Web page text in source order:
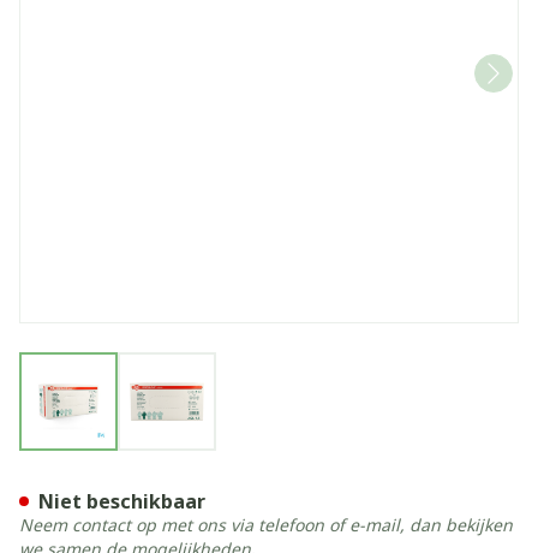
Niet beschikbaar
Neem contact op met ons via telefoon of e-mail, dan bekijken